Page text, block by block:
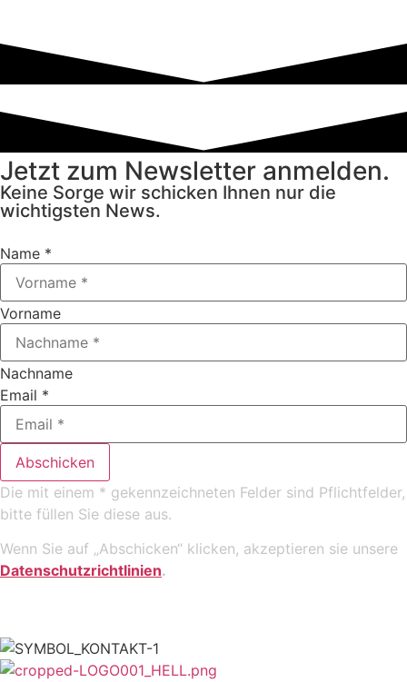
Jetzt zum Newsletter anmelden.
Keine Sorge wir schicken Ihnen nur die
wichtigsten News.
Name *
Vorname
Nachname
Email *
Abschicken
Die mit einem * gekennzeichneten Felder sind Pflichtfelder,
bitte füllen Sie diese aus.
Wenn Sie auf „Abschicken“ klicken, akzeptieren sie unsere
Datenschutzrichtlinien.